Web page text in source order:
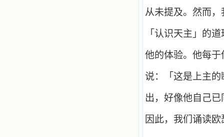
从未提及。然而
「认识天主」的
他的体验。他每
说：「这是上主
出，好像他自己
因此，我们诵读